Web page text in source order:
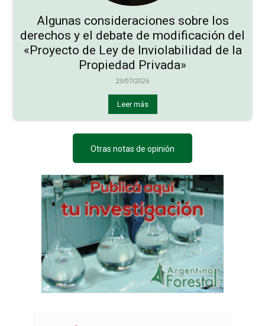
Algunas consideraciones sobre los
derechos y el debate de modificación del
«Proyecto de Ley de Inviolabilidad de la
Propiedad Privada»
23/07/2026
Leer más
Otras notas de opinión